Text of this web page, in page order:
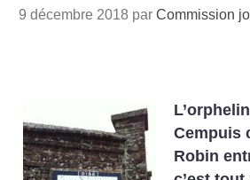
9 décembre 2018 parCommission
Cempuis
Robin